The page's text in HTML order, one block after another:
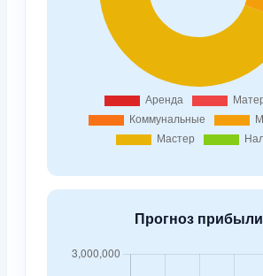
Прогноз прибыли